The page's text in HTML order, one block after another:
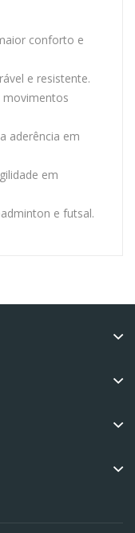
conforto e
e resistente.
movimentos
aderência em
em
e futsal.